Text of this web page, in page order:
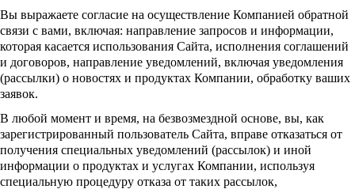
Вы выражаете согласие на осуществление Компанией обратной
связи с вами, включая: направление запросов и информации,
которая касается использования Сайта, исполнения соглашений
и договоров, направление уведомлений, включая уведомления
(рассылки) о новостях и продуктах Компании, обработку ваших
заявок.
В любой момент и время, на безвозмездной основе, вы, как
зарегистрированный пользователь Сайта, вправе отказаться от
получения специальных уведомлений (рассылок) и иной
информации о продуктах и услугах Компании, используя
специальную процедуру отказа от таких рассылок,